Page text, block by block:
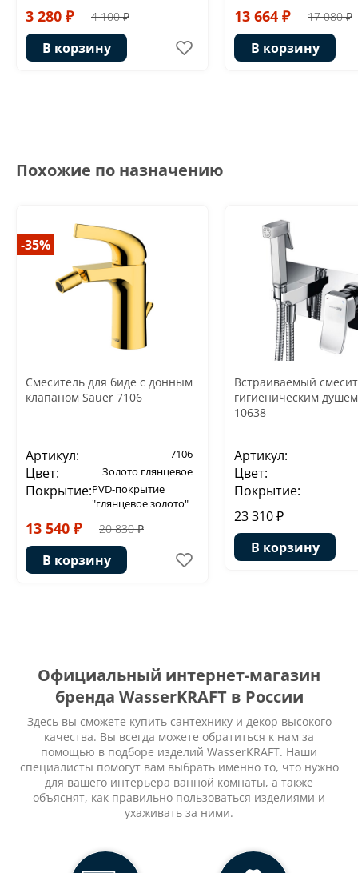
3 280 ₽ 4 100 ₽
В корзину
13 664 ₽ 17 080 ₽
В корзину
Похожие по назначению
-35%
Смеситель для биде с донным
клапаном Sauer 7106
Артикул: 7106
Цвет: Золото глянцевое
Покрытие:PVD-покрытие
"глянцевое золото"
13 540 ₽ 20 830 ₽
В корзину
Встраиваемый
гигиеническим
10638
Артикул:
Цвет:
Покрытие:
23 310 ₽
В корзину
Официальный интернет-магазин
бренда WasserKRAFT в России
Здесь вы сможете купить сантехнику и декор высокого
качества. Вы всегда можете обратиться к нам за
помощью в подборе изделий WasserKRAFT. Наши
специалисты помогут вам выбрать именно то, что нужно
для вашего интерьера ванной комнаты, а также
объяснят, как правильно пользоваться изделиями и
ухаживать за ними.